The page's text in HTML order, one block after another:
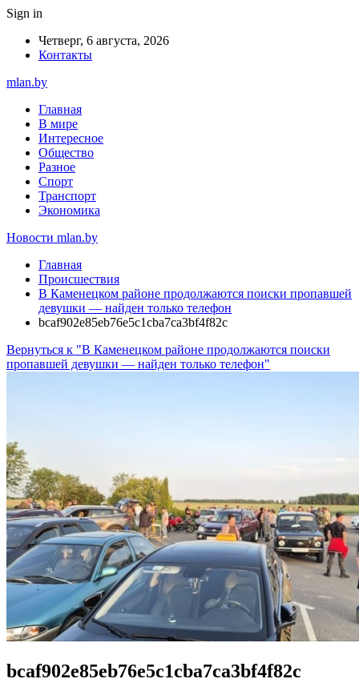
Sign in
Четверг, 6 августа, 2026
Контакты
mlan.by
Главная
В мире
Интересное
Общество
Разное
Спорт
Транспорт
Экономика
Новости mlan.by
Главная
Происшествия
В Каменецком районе продолжаются поиски пропавшей
девушки — найден только телефон
bcaf902e85eb76e5c1cba7ca3bf4f82c
Вернуться к "В Каменецком районе продолжаются поиски
пропавшей девушки — найден только телефон"
bcaf902e85eb76e5c1cba7ca3bf4f82c